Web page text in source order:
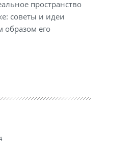
пространство
советы и идеи
образом его